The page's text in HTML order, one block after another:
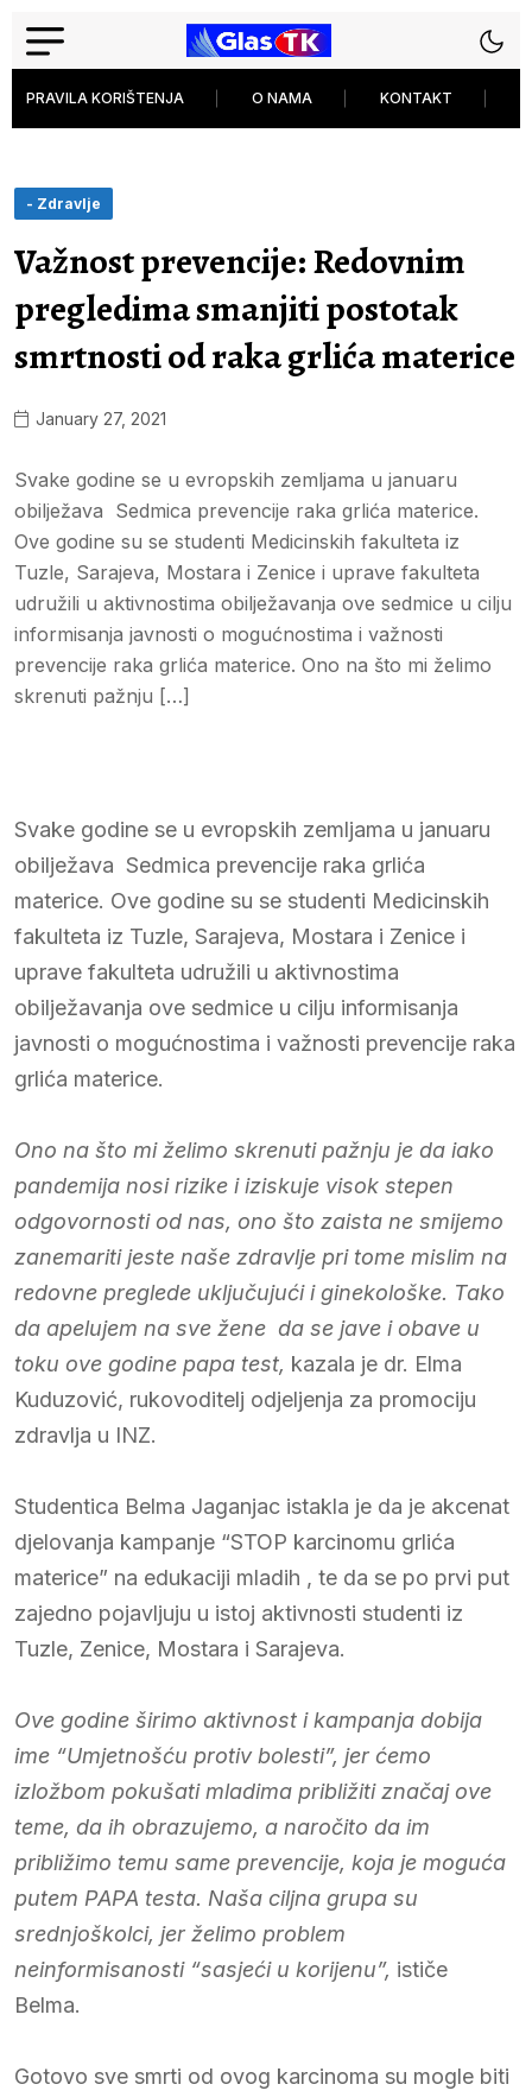
PRAVILA KORIŠTENJA O NAMA KONTAKT
- Zdravlje
Važnost prevencije: Redovnim
pregledima smanjiti postotak
smrtnosti od raka grlića materice
January 27, 2021
Svake godine se u evropskih zemljama u januaru
obilježava Sedmica prevencije raka grlića materice.
Ove godine su se studenti Medicinskih fakulteta iz
Tuzle, Sarajeva, Mostara i Zenice i uprave fakulteta
udružili u aktivnostima obilježavanja ove sedmice u cilju
informisanja javnosti o mogućnostima i važnosti
prevencije raka grlića materice. Ono na što mi želimo
skrenuti pažnju […]
Svake godine se u evropskih zemljama u januaru
obilježava Sedmica prevencije raka grlića
materice. Ove godine su se studenti Medicinskih
fakulteta iz Tuzle, Sarajeva, Mostara i Zenice i
uprave fakulteta udružili u aktivnostima
obilježavanja ove sedmice u cilju informisanja
javnosti o mogućnostima i važnosti prevencije raka
grlića materice.
Ono na što mi želimo skrenuti pažnju je da iako
pandemija nosi rizike i iziskuje visok stepen
odgovornosti od nas, ono što zaista ne smijemo
zanemariti jeste naše zdravlje pri tome mislim na
redovne preglede uključujući i ginekološke. Tako
da apelujem na sve žene da se jave i obave u
toku ove godine papa test, kazala je dr. Elma
Kuduzović, rukovoditelj odjeljenja za promociju
zdravlja u INZ.
Studentica Belma Jaganjac istakla je da je akcenat
djelovanja kampanje “STOP karcinomu grlića
materice” na edukaciji mladih , te da se po prvi put
zajedno pojavljuju u istoj aktivnosti studenti iz
Tuzle, Zenice, Mostara i Sarajeva.
Ove godine širimo aktivnost i kampanja dobija
ime “Umjetnošću protiv bolesti”, jer ćemo
izložbom pokušati mladima približiti značaj ove
teme, da ih obrazujemo, a naročito da im
približimo temu same prevencije, koja je moguća
putem PAPA testa. Naša ciljna grupa su
srednjoškolci, jer želimo problem
neinformisanosti “sasjeći u korijenu”, ističe
Belma.
Gotovo sve smrti od ovog karcinoma su mogle biti